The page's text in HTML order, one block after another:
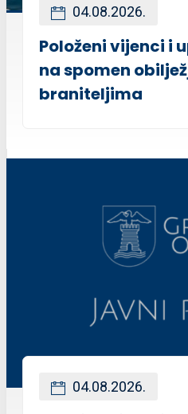
04.08.2026.
Položeni vijenci i
na spomen
braniteljima
04.08.2026.